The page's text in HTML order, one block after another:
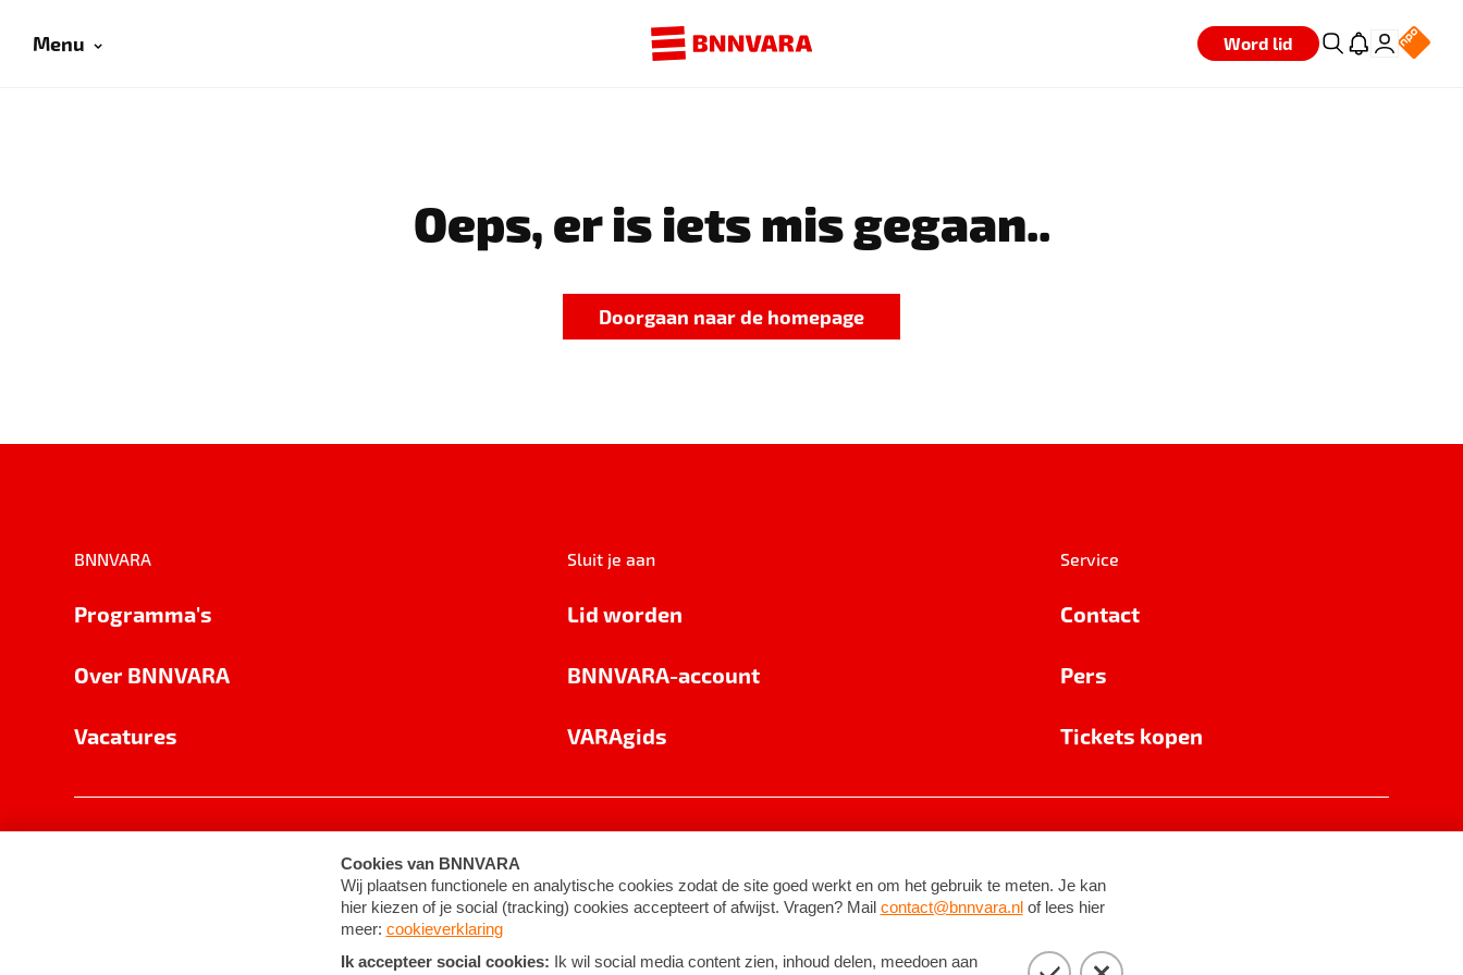
Menu Word lid
Oeps, er is iets mis gegaan..
Doorgaan naar de homepage
BNNVARA
Programma's
Over BNNVARA
Vacatures
Sluit je aan
Lid worden
BNNVARA-account
VARAgids
Service
Contact
Pers
Tickets kopen
Cookie-instellingen Algemene voorwaarden ©2026BNNVARA